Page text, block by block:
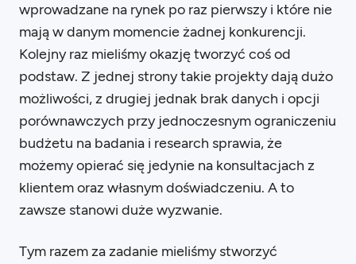
wprowadzane na rynek po raz pierwszy i które nie
mają w danym momencie żadnej konkurencji.
Kolejny raz mieliśmy okazję tworzyć coś od
podstaw. Z jednej strony takie projekty dają dużo
możliwości, z drugiej jednak brak danych i opcji
porównawczych przy jednoczesnym ograniczeniu
budżetu na badania i research sprawia, że
możemy opierać się jedynie na konsultacjach z
klientem oraz własnym doświadczeniu. A to
zawsze stanowi duże wyzwanie.
Tym razem za zadanie mieliśmy stworzyć